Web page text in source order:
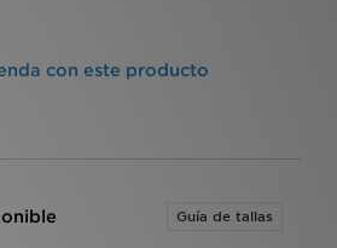
con este producto
Guía de tallas